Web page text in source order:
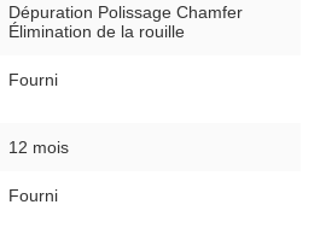
Dépuration Polissage Chamfer
Élimination de la rouille
Fourni
12 mois
Fourni